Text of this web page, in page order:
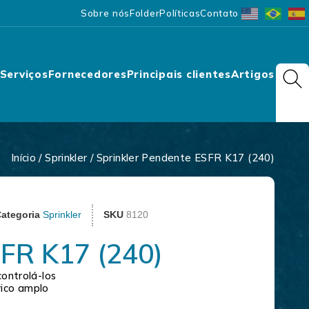
Sobre nósFolderPolíticasContato
ServiçosFornecedoresPrincipais clientesArtigos
Início /Sprinkler / Sprinkler Pendente ESFR K17 (240)
Sprinkler SKU8120
K17 (240)
los
amplo